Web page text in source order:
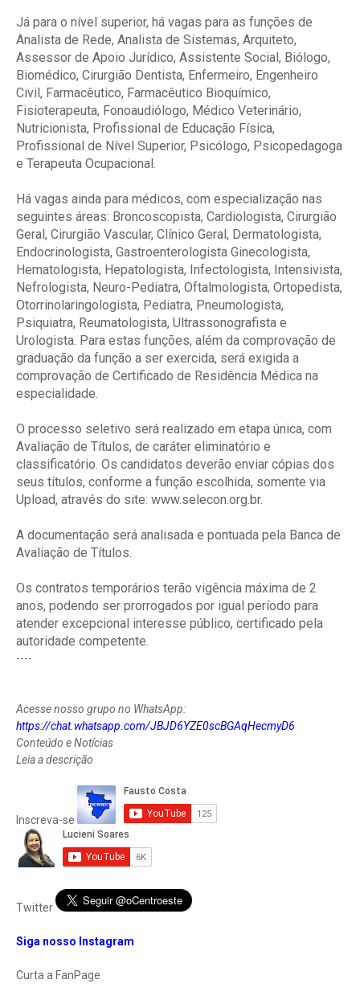
Já para o nível superior, há vagas para as funções de
Analista de Rede, Analista de Sistemas, Arquiteto,
Assessor de Apoio Jurídico, Assistente Social, Biólogo,
Biomédico, Cirurgião Dentista, Enfermeiro, Engenheiro
Civil, Farmacêutico, Farmacêutico Bioquímico,
Fisioterapeuta, Fonoaudiólogo, Médico Veterinário,
Nutricionista, Profissional de Educação Física,
Profissional de Nível Superior, Psicólogo, Psicopedagoga
e Terapeuta Ocupacional.
Há vagas ainda para médicos, com especialização nas
seguintes áreas: Broncoscopista, Cardiologista, Cirurgião
Geral, Cirurgião Vascular, Clínico Geral, Dermatologista,
Endocrinologista, Gastroenterologista Ginecologista,
Hematologista, Hepatologista, Infectologista, Intensivista,
Nefrologista, Neuro-Pediatra, Oftalmologista, Ortopedista,
Otorrinolaringologista, Pediatra, Pneumologista,
Psiquiatra, Reumatologista, Ultrassonografista e
Urologista. Para estas funções, além da comprovação de
graduação da função a ser exercida, será exigida a
comprovação de Certificado de Residência Médica na
especialidade.
O processo seletivo será realizado em etapa única, com
Avaliação de Títulos, de caráter eliminatório e
classificatório. Os candidatos deverão enviar cópias dos
seus títulos, conforme a função escolhida, somente via
Upload, através do site: www.selecon.org.br.
A documentação será analisada e pontuada pela Banca de
Avaliação de Títulos.
Os contratos temporários terão vigência máxima de 2
anos, podendo ser prorrogados por igual período para
atender excepcional interesse público, certificado pela
autoridade competente.
----
Acesse nosso grupo no WhatsApp:
https://chat.whatsapp.com/JBJD6YZE0scBGAqHecmyD6
Conteúdo e Notícias
Leia a descrição
Inscreva-se
Twitter
Siga nosso Instagram
Curta a FanPage